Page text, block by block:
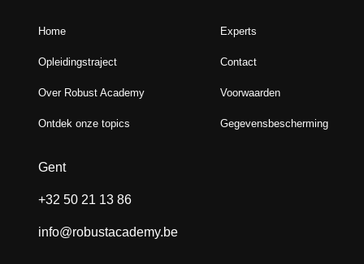
Home
Opleidingstraject
Over Robust Academy
Ontdek onze topics
Experts
Contact
Voorwaarden
Gegevensbescherming
Gent
+32 50 21 13 86
info@robustacademy.be